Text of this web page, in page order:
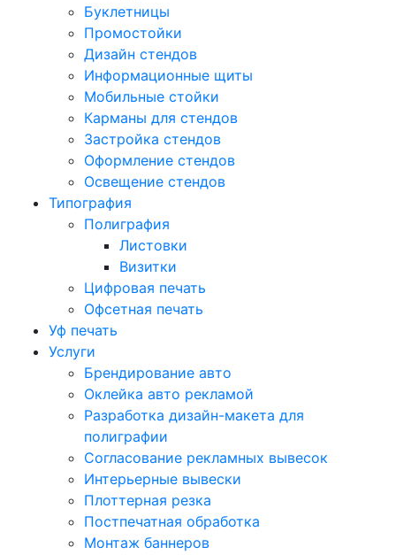
Буклетницы
Промостойки
Дизайн стендов
Информационные щиты
Мобильные стойки
Карманы для стендов
Застройка стендов
Оформление стендов
Освещение стендов
Типография
Полиграфия
Листовки
Визитки
Цифровая печать
Офсетная печать
Уф печать
Услуги
Брендирование авто
Оклейка авто рекламой
Разработка дизайн-макета для
полиграфии
Согласование рекламных вывесок
Интерьерные вывески
Плоттерная резка
Постпечатная обработка
Монтаж баннеров